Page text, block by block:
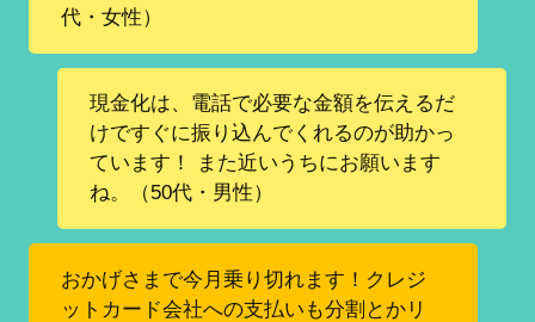
代・女性）
現金化は、電話で必要な金額を伝えるだ
けですぐに振り込んでくれるのが助かっ
ています！ また近いうちにお願います
ね。（50代・男性）
おかげさまで今月乗り切れます！クレジ
ットカード会社への支払いも分割とかリ